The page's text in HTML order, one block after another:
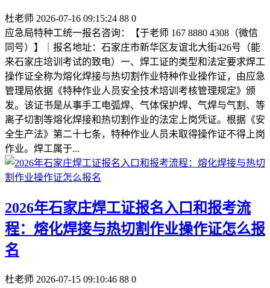
杜老师 2026-07-16 09:15:24 88 0
应急局特种工统一报名咨询：【于老师 167 8880 4308（微信
同号）】｜报名地址：石家庄市新华区友谊北大街426号（能
来石家庄培训考试的致电）一、焊工证的类型和法定要求焊工
操作证全称为熔化焊接与热切割作业特种作业操作证，由应急
管理局依据《特种作业人员安全技术培训考核管理规定》颁
发。该证书是从事手工电弧焊、气体保护焊、气焊与气割、等
离子切割等熔化焊接和热切割作业的法定上岗凭证。根据《安
全生产法》第二十七条，特种作业人员未取得操作证不得上岗
作业。焊工属于...
2026年石家庄焊工证报名入口和报考流
程：熔化焊接与热切割作业操作证怎么报
名
杜老师 2026-07-15 09:10:46 88 0